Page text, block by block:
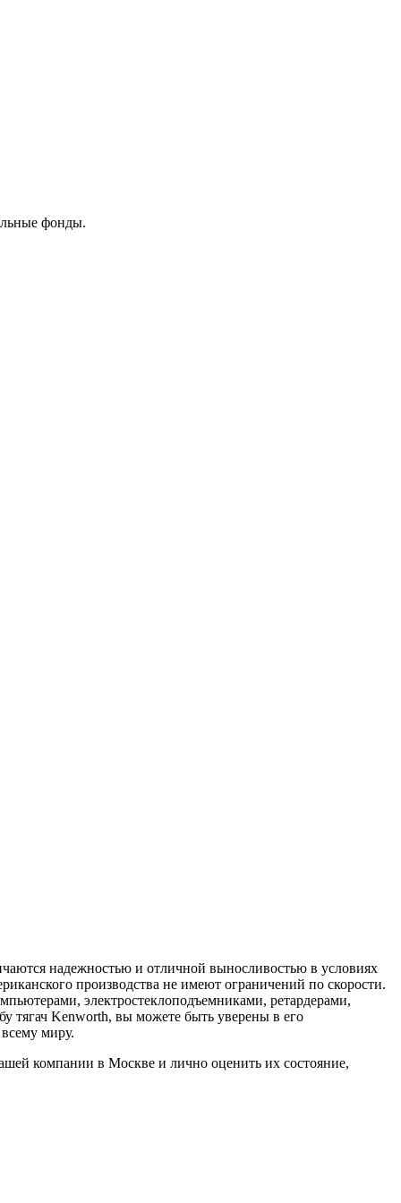
фонды.
надежностью и отличной выносливостью в условиях
производства не имеют ограничений по скорости.
электростеклоподъемниками, ретардерами,
тягач Kenworth, вы можете быть уверены в его
миру.
компании в Москве и лично оценить их состояние,